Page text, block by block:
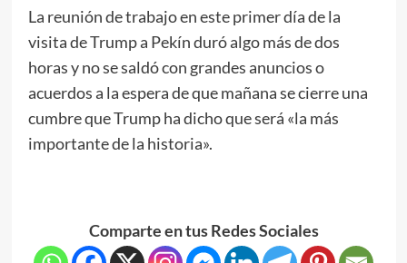
La reunión de trabajo en este primer día de la
visita de Trump a Pekín duró algo más de dos
horas y no se saldó con grandes anuncios o
acuerdos a la espera de que mañana se cierre una
cumbre que Trump ha dicho que será «la más
importante de la historia».
Comparte en tus Redes Sociales